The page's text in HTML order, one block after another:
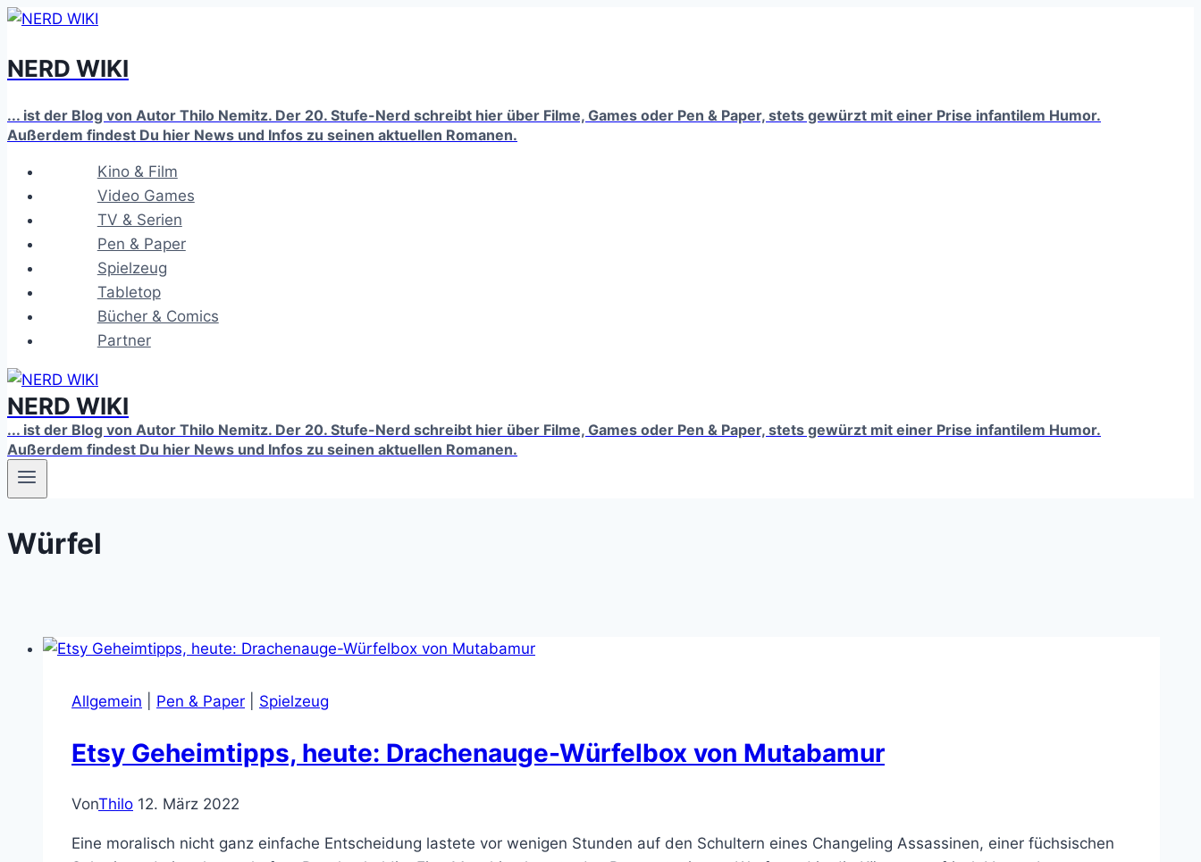
Zum
springen
NERD WIKI
... ist der Blog von Autor Thilo Nemitz. Der 20. Stufe-Nerd schreibt hier über Filme, Games oder Pen & Paper, stets gewürzt mit einer Prise infantilem Humor.
Außerdem findest Du hier News und Infos zu seinen aktuellen Romanen.
Kino & Film
Video Games
TV & Serien
Pen & Paper
Spielzeug
Tabletop
Bücher & Comics
Partner
NERD WIKI
... ist der Blog von Autor Thilo Nemitz. Der 20. Stufe-Nerd schreibt hier über Filme, Games oder Pen & Paper, stets gewürzt mit einer Prise infantilem Humor.
Außerdem findest Du hier News und Infos zu seinen aktuellen Romanen.
Würfel
Allgemein Pen & Paper Spielzeug
Etsy Geheimtipps, heute: Drachenauge-Würfelbox von Mutabamur
VonThilo 12. März 2022
Eine moralisch nicht ganz einfache Entscheidung lastete vor wenigen Stunden auf den Schultern eines Changeling Assassinen, einer füchsischen